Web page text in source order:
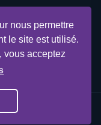
nous permettre
le site est utilisé.
vous acceptez
réservés